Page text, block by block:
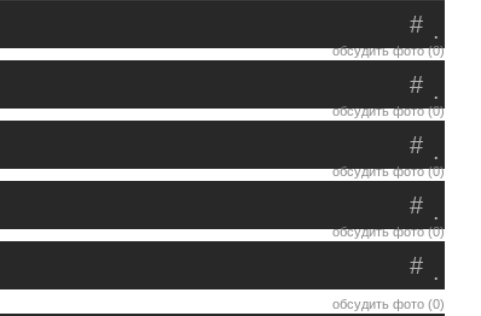
.
#
обсудить фото (0)
.
#
обсудить фото (0)
.
#
обсудить фото (0)
.
#
обсудить фото (0)
.
#
обсудить фото (0)